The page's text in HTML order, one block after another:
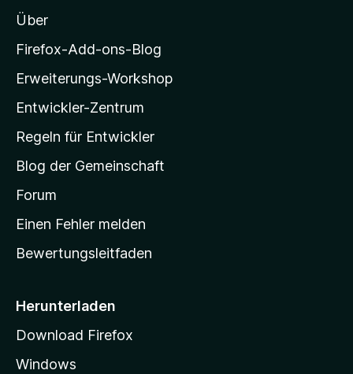
z
i
l
a
-
t
a
r
s
i
e
g
Über
Firefox-Add-ons-Blog
Erweiterungs-Workshop
Entwickler-Zentrum
Regeln für Entwickler
Blog der Gemeinschaft
Forum
Einen Fehler melden
Bewertungsleitfaden
Herunterladen
Download Firefox
Windows